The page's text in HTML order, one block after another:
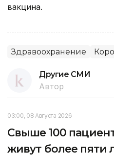
вакцина.
Здравоохранение
Другие СМИ
Автор
03:00, 08 Августа 2026
Свыше 100
живут более пяти